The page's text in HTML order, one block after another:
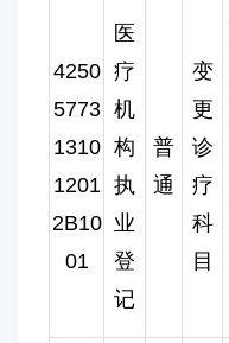
4250
5773
1310
1201
2B10
01
医
疗
机
构
执
业
登
记
普
通
变
更
诊
疗
科
目